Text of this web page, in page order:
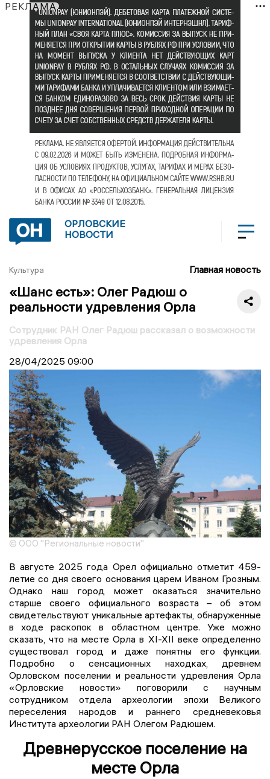
РЕКЛАМА
ОРЛОВСКИЕ
НОВОСТИ
Культура Главная новость
«Шанс есть»: Олег Радюш о
реальности удревления Орла
Сотрудник РАН Олег Радюш рассказал о возможности
удревления Орла
28/04/2025 09:00
© ООО "Региональные новости"
В августе 2025 года Орел официально отметит 459-
летие со дня своего основания царем Иваном Грозным.
Однако наш город может оказаться значительно
старше своего официального возраста – об этом
свидетельствуют уникальные артефакты, обнаруженные
в ходе раскопок в областном центре. Уже можно
сказать, что на месте Орла в XI-XII веке определенно
существовал город и даже понятны его функции.
Подробно о сенсационных находках, древнем
Орловском поселении и реальности удревления Орла
«Орловские новости» поговорили с научным
сотрудником отдела археологии эпохи Великого
переселения народов и раннего средневековья
Института археологии РАН Олегом Радюшем.
Древнерусское поселение на
месте Орла